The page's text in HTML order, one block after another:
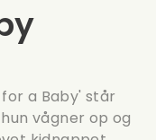
a Baby' står
vågner op og